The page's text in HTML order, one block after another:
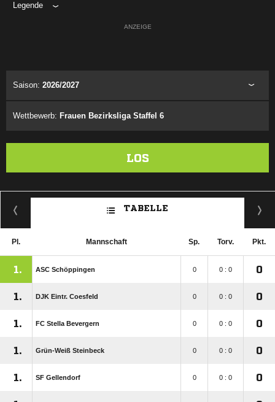
Legende
ANZEIGE
Saison: 2026/2027
Wettbewerb: Frauen Bezirksliga Staffel 6
LOS
TABELLE
Pl. Mannschaft Sp. Torv. Pkt.
1. ASC Schöppingen 0 0 : 0 0
1. DJK Eintr. Coesfeld 0 0 : 0 0
1. FC Stella Bevergern 0 0 : 0 0
1. Grün-Weiß Steinbeck 0 0 : 0 0
1. SF Gellendorf 0 0 : 0 0